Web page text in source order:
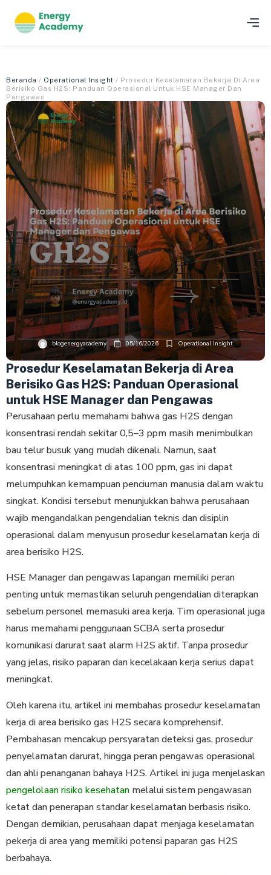
Beranda / Operational Insight / Prosedur Keselamatan Bekerja Di Area
Berisiko Gas H2S: Panduan Operasional Untuk HSE Manager Dan
Pengawas
blogenergyacademy 05/16/2026 Operational Insight
Prosedur Keselamatan Bekerja di Area
Berisiko Gas H2S: Panduan Operasional
untuk HSE Manager dan Pengawas
Perusahaan perlu memahami bahwa gas H2S dengan
konsentrasi rendah sekitar 0,5–3 ppm masih menimbulkan
bau telur busuk yang mudah dikenali. Namun, saat
konsentrasi meningkat di atas 100 ppm, gas ini dapat
melumpuhkan kemampuan penciuman manusia dalam waktu
singkat. Kondisi tersebut menunjukkan bahwa perusahaan
wajib mengandalkan pengendalian teknis dan disiplin
operasional dalam menyusun prosedur keselamatan kerja di
area berisiko H2S.
HSE Manager dan pengawas lapangan memiliki peran
penting untuk memastikan seluruh pengendalian diterapkan
sebelum personel memasuki area kerja. Tim operasional juga
harus memahami penggunaan SCBA serta prosedur
komunikasi darurat saat alarm H2S aktif. Tanpa prosedur
yang jelas, risiko paparan dan kecelakaan kerja serius dapat
meningkat.
Oleh karena itu, artikel ini membahas prosedur keselamatan
kerja di area berisiko gas H2S secara komprehensif.
Pembahasan mencakup persyaratan deteksi gas, prosedur
penyelamatan darurat, hingga peran pengawas operasional
dan ahli penanganan bahaya H2S. Artikel ini juga menjelaskan
pengelolaan risiko kesehatan melalui sistem pengawasan
ketat dan penerapan standar keselamatan berbasis risiko.
Dengan demikian, perusahaan dapat menjaga keselamatan
pekerja di area yang memiliki potensi paparan gas H2S
berbahaya.